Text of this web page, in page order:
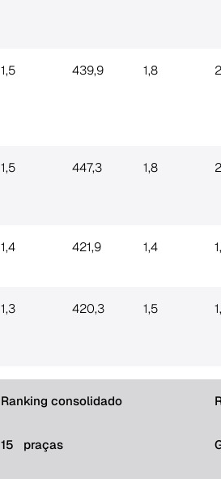
1,5 439,9 1,8
1,5 447,3 1,8
1,4 421,9 1,4
1,3 420,3 1,5
Ranking consolidado
15 praças